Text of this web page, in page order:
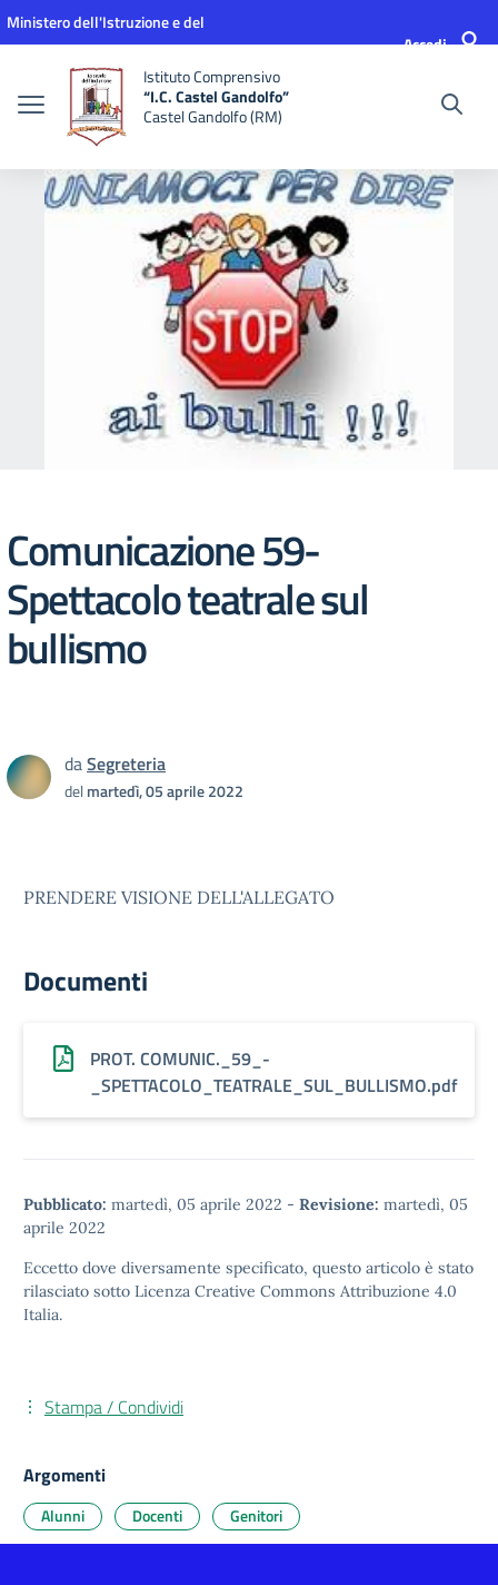
Vai ai contenuti
Vai al menu di navigazione
Vai al footer
Ministero dell'Istruzione e del
Accedi
Istituto Comprensivo
“I.C. Castel Gandolfo”
Castel Gandolfo (RM)
Comunicazione 59-
Spettacolo teatrale sul
bullismo
daSegreteria
delmartedì, 05 aprile 2022
PRENDERE VISIONE DELL'ALLEGATO
Documenti
PROT. COMUNIC._59_-
_SPETTACOLO_TEATRALE_SUL_BULLISMO.pdf
Pubblicato: martedì, 05 aprile 2022 - Revisione: martedì, 05
aprile 2022
Eccetto dove diversamente specificato, questo articolo è stato
rilasciato sotto Licenza Creative Commons Attribuzione 4.0
Italia.
Stampa / Condividi
Argomenti
Alunni Docenti Genitori